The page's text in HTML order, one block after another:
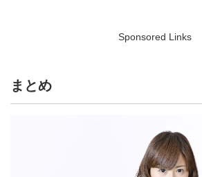
Sponsored Links
まとめ